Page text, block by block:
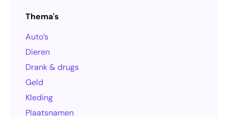
Thema's
Auto’s
Dieren
Drank & drugs
Geld
Kleding
Plaatsnamen